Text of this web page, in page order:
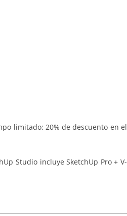
limitado: 20% de descuento en el
Studio incluye SketchUp Pro + V-